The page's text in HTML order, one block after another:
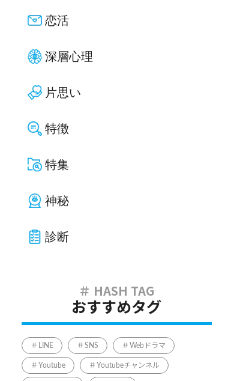
恋活
深層心理
片思い
特徴
特集
神秘
診断
おすすめタグ
LINE SNS Webドラマ
Youtube Youtubeチャンネル